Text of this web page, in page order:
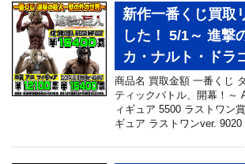
新作一番くじ買取
した！ 5/1～ 進撃
カ・ナルト・ドラ
商品名 買取金額 一番くじ
ティックバトル、開幕！～
ィギュア 5500 ラストワン
ギュア ラストワンver.